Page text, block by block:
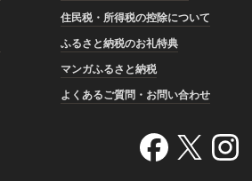
住民税・所得税の控除について
ふるさと納税のお礼特典
マンガふるさと納税
よくあるご質問・お問い合わせ